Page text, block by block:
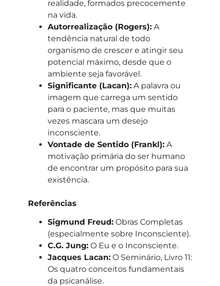
realidade, formados precocemente
na vida.
Autorrealização (Rogers):A
tendência natural de todo
organismo de crescer e atingir seu
potencial máximo, desde que o
ambiente seja favorável.
Significante (Lacan):A palavra ou
imagem que carrega um sentido
para o paciente, mas que muitas
vezes mascara um desejo
inconsciente.
Vontade de Sentido (Frankl):A
motivação primária do ser humano
de encontrar um propósito para sua
existência.
Referências
Sigmund Freud:Obras Completas
(especialmente sobre Inconsciente).
C.G. Jung:O Eu e o Inconsciente.
Jacques Lacan:O Seminário, Livro 11:
Os quatro conceitos fundamentais
da psicanálise.